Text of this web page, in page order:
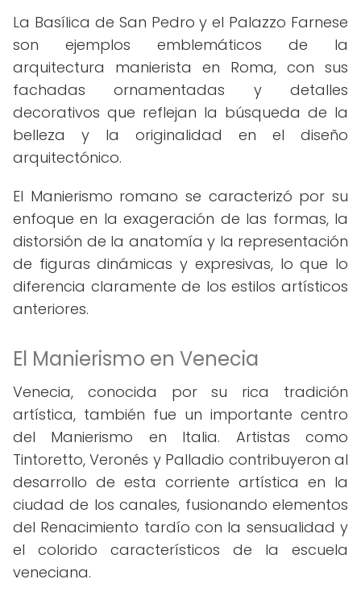
La Basílica de San Pedro y el Palazzo Farnese
son ejemplos emblemáticos de la
arquitectura manierista en Roma, con sus
fachadas ornamentadas y detalles
decorativos que reflejan la búsqueda de la
belleza y la originalidad en el diseño
arquitectónico.
El Manierismo romano se caracterizó por su
enfoque en la exageración de las formas, la
distorsión de la anatomía y la representación
de figuras dinámicas y expresivas, lo que lo
diferencia claramente de los estilos artísticos
anteriores.
El Manierismo en Venecia
Venecia, conocida por su rica tradición
artística, también fue un importante centro
del Manierismo en Italia. Artistas como
Tintoretto, Veronés y Palladio contribuyeron al
desarrollo de esta corriente artística en la
ciudad de los canales, fusionando elementos
del Renacimiento tardío con la sensualidad y
el colorido característicos de la escuela
veneciana.